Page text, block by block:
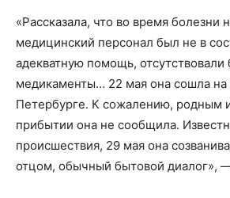
«Рассказала, что во время болезни
медицинский персонал был не в
адекватную помощь, отсутствовали
медикаменты… 22 мая она сошла на
Петербурге. К сожалению, родным
прибытии она не сообщила.
происшествия, 29 мая она
отцом, обычный бытовой диалог»,